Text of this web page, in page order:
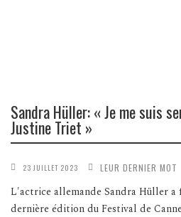
Sandra Hüller: « Je me suis
Justine Triet »
23 JUILLET 2023 LEUR DERNIER MOT
L'actrice allemande Sandra Hüller a
dernière édition du Festival de